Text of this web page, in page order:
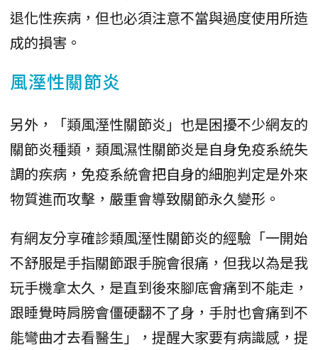
退化性疾病，但也必須注意不當與過度使用所造
成的損害。
風溼性關節炎
另外，「類風溼性關節炎」也是困擾不少網友的
關節炎種類，類風濕性關節炎是自身免疫系統失
調的疾病，免疫系統會把自身的細胞判定是外來
物質進而攻擊，嚴重會導致關節永久變形。
有網友分享確診類風溼性關節炎的經驗「一開始
不舒服是手指關節跟手腕會很痛，但我以為是我
玩手機拿太久，是直到後來腳底會痛到不能走，
跟睡覺時肩膀會僵硬翻不了身，手肘也會痛到不
能彎曲才去看醫生」，提醒大家要有病識感，提